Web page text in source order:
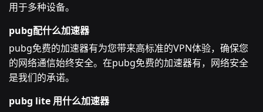
用于多种设备。
pubg配什么加速器
pubg免费的加速器有为您带来高标准的VPN体验，确保您
的网络通信始终安全。在pubg免费的加速器有，网络安全
是我们的承诺。
pubg lite 用什么加速器